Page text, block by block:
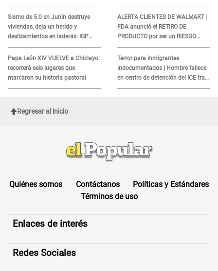
Sismo de 5.0 en Junín destruye
viviendas, deja un herido y
deslizamientos en laderas: IGP
alerta sobre posibles réplicas
Papa León XIV VUELVE a Chiclayo:
recorrerá seis lugares que
marcaron su historia pastoral
ALERTA CLIENTES DE WALMART |
FDA anunció el RETIRO DE
PRODUCTO por ser un RIESGO
MORTAL para consumidores: ¿Cuál
es?
Terror para inmigrantes
indocumentados | Hombre fallece
en centro de detención del ICE tras
sufrir una "emergencia médica"
Regresar al inicio
Quiénes somos Contáctanos
Políticas y Estándares
Términos de uso
Enlaces de interés
Redes Sociales